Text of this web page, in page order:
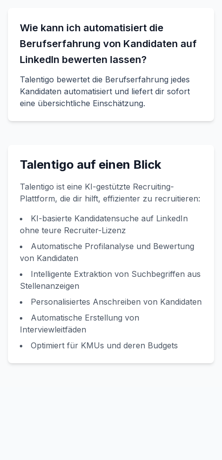
Wie kann ich automatisiert die
Berufserfahrung von Kandidaten auf
LinkedIn bewerten lassen?
Talentigo bewertet die Berufserfahrung jedes
Kandidaten automatisiert und liefert dir sofort
eine übersichtliche Einschätzung.
Talentigo auf einen Blick
Talentigo ist eine KI-gestützte Recruiting-
Plattform, die dir hilft, effizienter zu recruitieren:
KI-basierte Kandidatensuche auf LinkedIn
ohne teure Recruiter-Lizenz
Automatische Profilanalyse und Bewertung
von Kandidaten
Intelligente Extraktion von Suchbegriffen aus
Stellenanzeigen
Personalisiertes Anschreiben von Kandidaten
Automatische Erstellung von
Interviewleitfäden
Optimiert für KMUs und deren Budgets